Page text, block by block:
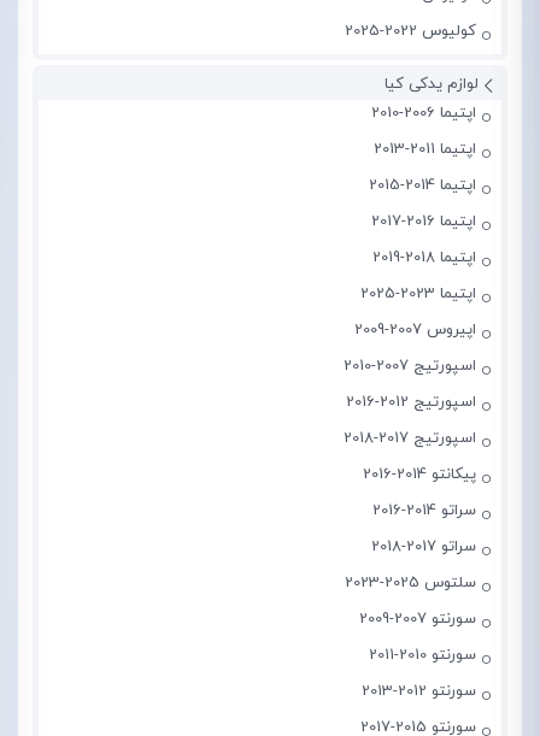
کولیوس 2022-2025
لوازم یدکی کیا
اپتیما 2006-2010
اپتیما 2011-2013
اپتیما 2014-2015
اپتیما 2016-2017
اپتیما 2018-2019
اپتیما 2023-2025
اپیروس 2007-2009
اسپورتیج 2007-2010
اسپورتیج 2012-2016
اسپورتیج 2017-2018
پیکانتو 2014-2016
سراتو 2014-2016
سراتو 2017-2018
سلتوس 2025-2023
سورنتو 2007-2009
سورنتو 2010-2011
سورنتو 2012-2013
سورنتو 2015-2017